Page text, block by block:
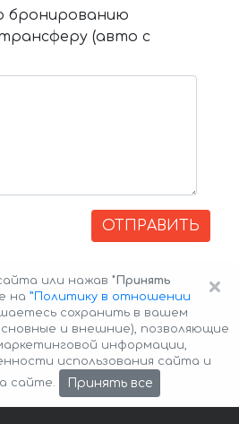
бронированию
(авто с
ОТПРАВИТЬ
Авто-Аренда Cookie Policy
×
или нажав "Принять
на ”Политику в отношении
сохранить в вашем
и внешние), позволяющие
информации,
использования сайта и
сайте.
Принять все